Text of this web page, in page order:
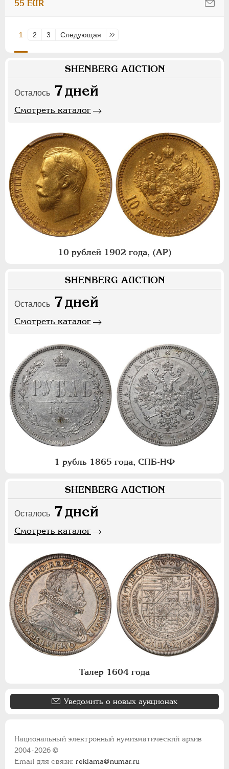
55 EUR
1 2 3 Следующая Последняя
SHENBERG AUCTION
Осталось 7дней
Смотреть каталог
10 рублей 1902 года, (АР)
SHENBERG AUCTION
Осталось 7дней
Смотреть каталог
1 рубль 1865 года, СПБ-НФ
SHENBERG AUCTION
Осталось 7дней
Смотреть каталог
Талер 1604 года
Уведомить о новых аукционах
Национальный электронный нумизматический архив
2004-2026 ©
Email для связи:reklama@numar.ru